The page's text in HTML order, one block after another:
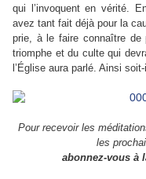
qui l’invoquent en vérité.
avez tant fait déjà pour la
prie, à le faire connaître
triomphe et du culte qui
l’Église aura parlé. Ainsi
Pour recevoir les
les
abonnez-vous à l